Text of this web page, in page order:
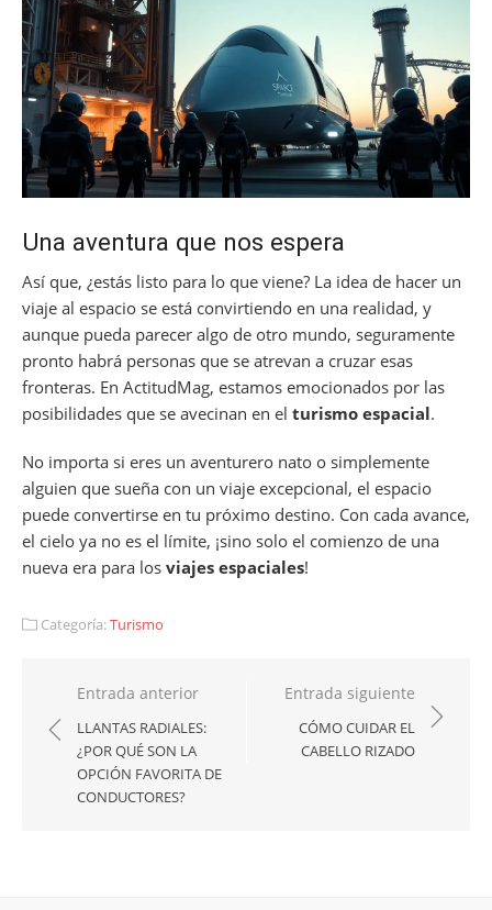
Una aventura que nos espera
Así que, ¿estás listo para lo que viene? La idea de hacer un
viaje al espacio se está convirtiendo en una realidad, y
aunque pueda parecer algo de otro mundo, seguramente
pronto habrá personas que se atrevan a cruzar esas
fronteras. En ActitudMag, estamos emocionados por las
posibilidades que se avecinan en el turismo espacial.
No importa si eres un aventurero nato o simplemente
alguien que sueña con un viaje excepcional, el espacio
puede convertirse en tu próximo destino. Con cada avance,
el cielo ya no es el límite, ¡sino solo el comienzo de una
nueva era para los viajes espaciales!
Categoría:Turismo
Navegación
de
entradas
Entrada anterior
LLANTAS RADIALES:
¿POR QUÉ SON LA
OPCIÓN FAVORITA DE
CONDUCTORES?
Entrada siguiente
CÓMO CUIDAR EL
CABELLO RIZADO